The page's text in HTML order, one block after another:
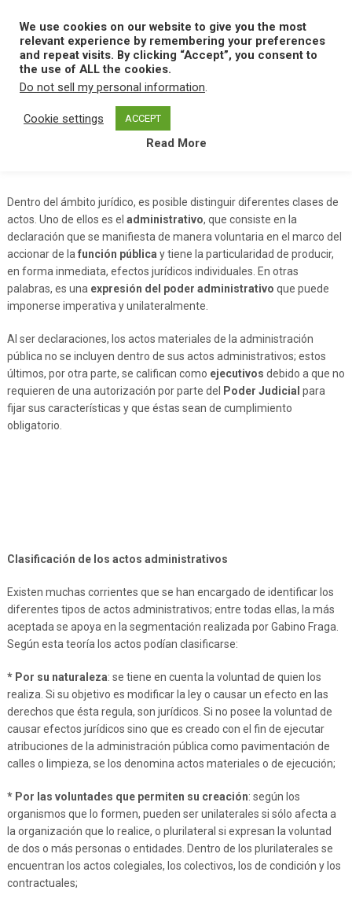
content
MENU
Home A Acto Administrativo
Acto Administrativo
Dentro del ámbito jurídico, es posible distinguir diferentes clases de
actos. Uno de ellos es el administrativo, que consiste en la
declaración que se manifiesta de manera voluntaria en el marco del
accionar de la función pública y tiene la particularidad de producir,
en forma inmediata, efectos jurídicos individuales. En otras
palabras, es una expresión del poder administrativo que puede
imponerse imperativa y unilateralmente.
Al ser declaraciones, los actos materiales de la administración
pública no se incluyen dentro de sus actos administrativos; estos
últimos, por otra parte, se califican como ejecutivos debido a que no
requieren de una autorización por parte del
Poder Judicial para
fijar sus características y que éstas sean de cumplimiento
obligatorio.
Clasificación de los actos administrativos
Existen muchas corrientes que se han encargado de identificar los
diferentes tipos de actos administrativos; entre todas ellas, la más
aceptada se apoya en la segmentación realizada por Gabino Fraga.
Según esta teoría los actos podían clasificarse:
* Por su naturaleza: se tiene en cuenta la voluntad de quien los
realiza. Si su objetivo es modificar la ley o causar un efecto en las
derechos que ésta regula, son jurídicos. Si no posee la voluntad de
causar efectos jurídicos sino que es creado con el fin de ejecutar
atribuciones de la administración pública como pavimentación de
calles o limpieza, se los denomina actos materiales o de ejecución;
* Por las voluntades que permiten su creación: según los
organismos que lo formen, pueden ser unilaterales si sólo afecta a
la organización que lo realice, o plurilateral si expresan la voluntad
de dos o más personas o entidades. Dentro de los plurilaterales se
encuentran los actos colegiales, los colectivos, los de condición y los
contractuales;
We use cookies on our website to give you the most
relevant experience by remembering your preferences
and repeat visits. By clicking “Accept”, you consent to
the use of ALL the cookies.
Do not sell my personal information.
Cookie settings ACCEPT
Read More